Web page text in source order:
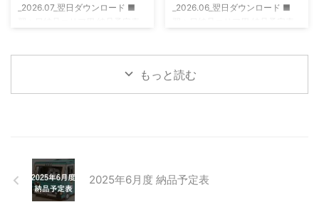
_2026.07_翌日ダウンロード ■
_2026.06_翌日ダウンロード ■
もっと読む
2025年6月度 納品予定表